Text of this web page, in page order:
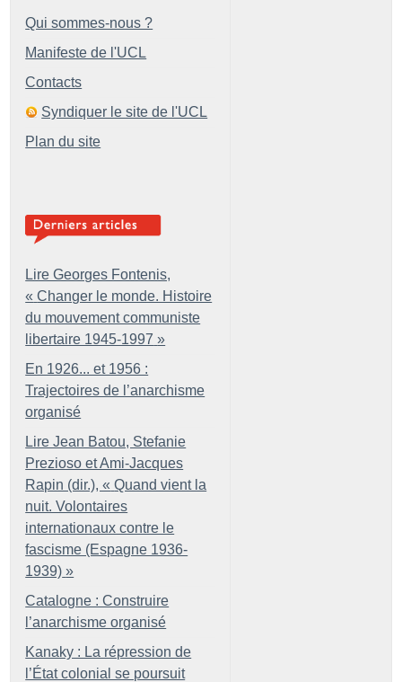
Qui sommes-nous ?
Manifeste de l'UCL
Contacts
Syndiquer le site de l'UCL
Plan du site
Lire Georges Fontenis,
« Changer le monde. Histoire
du mouvement communiste
libertaire 1945-1997 »
En 1926... et 1956 :
Trajectoires de l’anarchisme
organisé
Lire Jean Batou, Stefanie
Prezioso et Ami-Jacques
Rapin (dir.), « Quand vient la
nuit. Volontaires
internationaux contre le
fascisme (Espagne 1936-
1939) »
Catalogne : Construire
l’anarchisme organisé
Kanaky : La répression de
l’État colonial se poursuit